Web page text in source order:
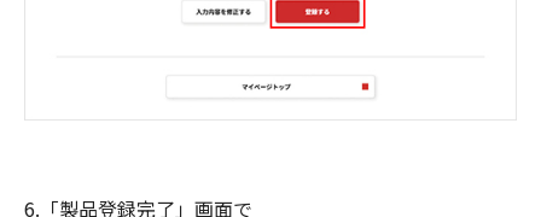
6.「製品登録完了」画面で